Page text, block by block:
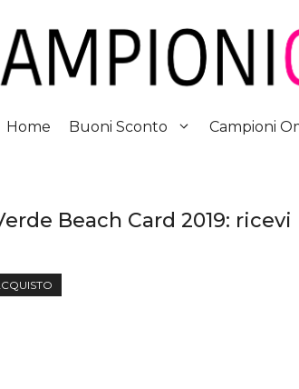
Home Buoni Sconto Campioni
Beach Card 2019: